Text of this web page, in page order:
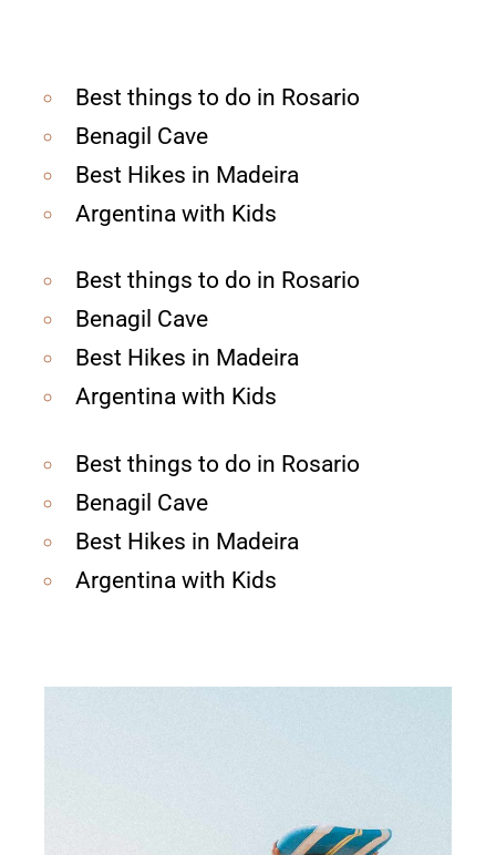
Best things to do in Rosario
Benagil Cave
Best Hikes in Madeira
Argentina with Kids
Best things to do in Rosario
Benagil Cave
Best Hikes in Madeira
Argentina with Kids
Best things to do in Rosario
Benagil Cave
Best Hikes in Madeira
Argentina with Kids